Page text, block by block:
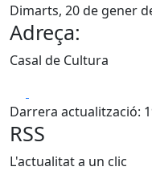
Dimarts, 20 de gener
Adreça:
Casal de Cultura
Darrera actualització:
RSS
L'actualitat a un clic